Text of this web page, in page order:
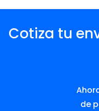
Cotiza tu
de